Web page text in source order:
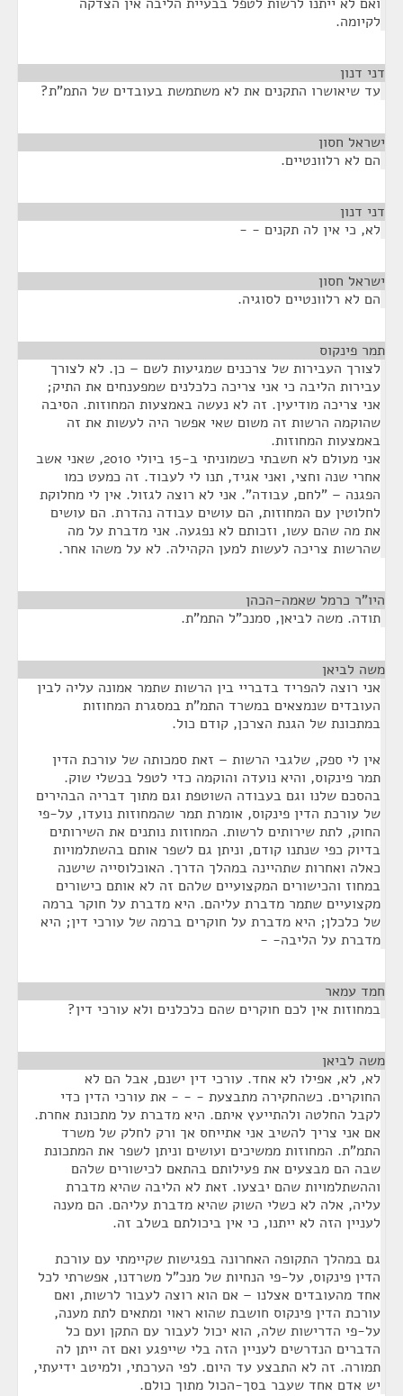
לקיומה.
דני דנון
עד שיאושרו התקנים את לא משתמשת בעובדים של התמ"ת?
ישראל חסון
הם לא רלוונטיים.
דני דנון
לא, כי אין לה תקנים - -
ישראל חסון
הם לא רלוונטיים לסוגיה.
תמר פינקוס
לצורך העבירות של צרכנים שמגיעות לשם – כן. לא לצורך
עבירות הליבה כי אני צריכה כלכלנים שמפענחים את התיק;
אני צריכה מודיעין. זה לא נעשה באמצעות המחוזות. הסיבה
שהוקמה הרשות זה משום שאי אפשר היה לעשות את זה
באמצעות המחוזות.
אני מעולם לא חשבתי כשמוניתי ב-15 ביולי 2010, שאני אשב
אחרי שנה וחצי, ואני אגיד, תנו לי לעבוד. זה כמעט כמו
הפגנה – "לחם, עבודה". אני לא רוצה לגזול. אין לי מחלוקת
לחלוטין עם המחוזות, הם עושים עבודה נהדרת. הם עושים
את מה שהם עשו, וזכותם לא נפגעה. אני מדברת על מה
שהרשות צריכה לעשות למען הקהילה. לא על משהו אחר.
היו"ר כרמל שאמה-הכהן
תודה. משה לביאן, סמנכ"ל התמ"ת.
משה לביאן
אני רוצה להפריד בדבריי בין הרשות שתמר אמונה עליה לבין
העובדים שנמצאים במשרד התמ"ת במסגרת המחוזות
במתכונת של הגנת הצרכן, קודם כול.
אין לי ספק, שלגבי הרשות – זאת סמכותה של עורכת הדין
תמר פינקוס, והיא נועדה והוקמה כדי לטפל בכשלי שוק.
בהסכם שלנו וגם בעבודה השוטפת וגם מתוך דבריה הבהירים
של עורכת הדין פינקוס, אומרת תמר שהמחוזות נועדו, על-פי
החוק, לתת שירותים לרשות. המחוזות נותנים את השירותים
בדיוק כפי שנתנו קודם, וניתן גם לשפר אותם בהשתלמויות
כאלה ואחרות שתהיינה במהלך הדרך. האוכלוסייה שישנה
במחוז והכישורים המקצועיים שלהם זה לא אותם כישורים
מקצועיים שתמר מדברת עליהם. היא מדברת על חוקר ברמה
של כלכלן; היא מדברת על חוקרים ברמה של עורכי דין; היא
מדברת על הליבה- -
חמד עמאר
במחוזות אין לכם חוקרים שהם כלכלנים ולא עורכי דין?
משה לביאן
לא, לא, אפילו לא אחד. עורכי דין ישנם, אבל הם לא
החוקרים. כשהחקירה מתבצעת - - - את עורכי הדין כדי
לקבל החלטה ולהתייעץ איתם. היא מדברת על מתכונת אחרת.
אם אני צריך להשיב אני אתייחס אך ורק לחלק של משרד
התמ"ת. המחוזות ממשיכים ועושים וניתן לשפר את המתכונת
שבה הם מבצעים את פעילותם בהתאם לכישורים שלהם
וההשתלמויות שהם יבצעו. זאת לא הליבה שהיא מדברת
עליה, אלה לא כשלי השוק שהיא מדברת עליהם. הם מענה
לעניין הזה לא ייתנו, כי אין ביכולתם בשלב זה.
גם במהלך התקופה האחרונה בפגישות שקיימתי עם עורכת
הדין פינקוס, על-פי הנחיות של מנכ"ל משרדנו, אפשרתי לכל
אחד מהעובדים אצלנו – אם הוא רוצה לעבור לרשות, ואם
עורכת הדין פינקוס חושבת שהוא ראוי ומתאים לתת מענה,
על-פי הדרישות שלה, הוא יכול לעבור עם התקן ועם כל
הדברים הנדרשים לעניין הזה בלי שייפגע ואם זה ייתן לה
תמורה. זה לא התבצע עד היום. לפי הערכתי, ולמיטב ידיעתי,
יש אדם אחד שעבר בסך-הכול מתוך כולם.